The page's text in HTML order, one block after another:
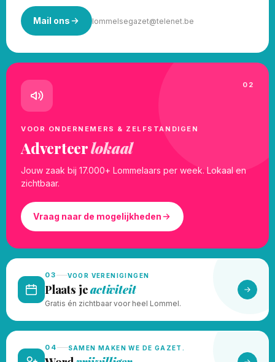
Mail ons lommelsegazet@telenet.be
02
VOOR ONDERNEMERS & ZELFSTANDIGEN
Adverteerlokaal
Jouw zaak bij 17.000+ Lommelaars per week. Lokaal en
zichtbaar.
Vraag naar de mogelijkheden
03 VOOR VERENIGINGEN
Plaats jeactiviteit
Gratis én zichtbaar voor heel Lommel.
04 SAMEN MAKEN WE DE GAZET.